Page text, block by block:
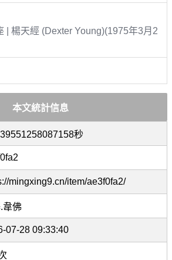
| 楊天經 (Dexter Young)(1975年3月2
本文統計信息
秒
mingxing9.cn/item/ae3f0fa2/
韋佛
07-28 09:33:40